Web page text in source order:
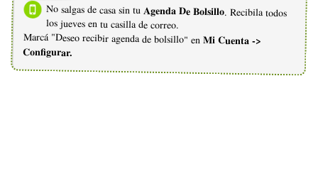
No salgas de casa sin tu Agenda De Bolsillo. Recibila todos
los jueves en tu casilla de correo.
Marcá "Deseo recibir agenda de bolsillo" en Mi Cuenta ->
Configurar.